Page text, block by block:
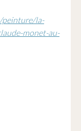
la-
monet-au-